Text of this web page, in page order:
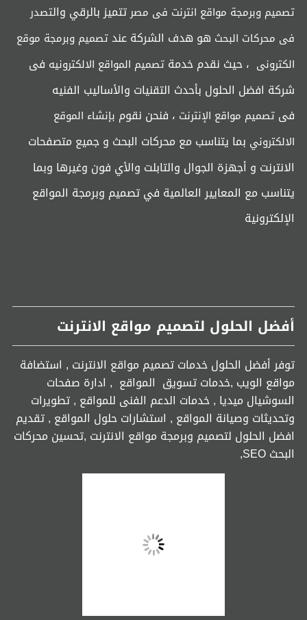
تصميم وبرمجة مواقع انترنت فى مصرتتميز بالرقي والتصدر
فى محركات البحث هو هدف الشركة عندتصميم وبرمجة موقع
الكترونى ، حيث نقدم خدمة تصميم المواقع الالكترونيه فى
شركة افضل الحلول بأحدث التقنيات والأساليب الفنيه
فى تصميم مواقع الإنترنت ، فنحن نقوم بإنشاء الموقع
الالكتروني بما يتناسب مع محركات البحث و جميع متصفحات
الانترنت و أجهزة الجوال والتابلت والأي فون وغيرها وبما
يتناسب مع المعايير العالمية في تصميم وبرمجة المواقع
الإلكترونية
أفضل الحلول لتصميم مواقع الانترنت
توفر أفضل الحلول خدمات تصميم مواقع الانترنت , استضافة
مواقع الويب ,خدمات تسويق المواقع , ادارة صفحات
السوشيال ميديا , خدمات الدعم الفنى للمواقع , تطويرات
وتحديثات وصيانة المواقع , استشارات حلول المواقع , تقديم
افضل الحلول لتصميم وبرمجة مواقع الانترنت ,تحسين محركات
البحث SEO,